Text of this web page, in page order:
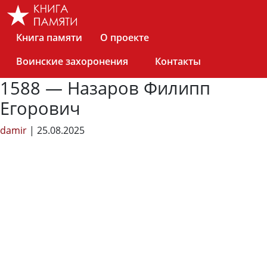
Skip
Книга памяти
О проекте
Воинские захоронения
Контакты
1588 — Назаров Филипп
Егорович
damir | 25.08.2025